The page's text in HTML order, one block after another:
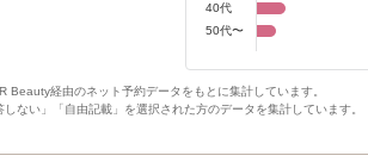
40代
50代〜
経由のネット予約データをもとに集計しています。
ない」「自由記載」を選択された方のデータを集計しています。